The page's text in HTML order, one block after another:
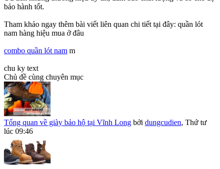
bảo hành tốt.
Tham khảo ngay thêm bài viết liên quan chi tiết tại đây: quần lót
nam hàng hiệu mua ở đâu
combo quần lót nam m
chu ky text
Chủ đề cùng chuyên mục
Tổng quan về giày bảo hộ tại Vĩnh Long bởi dungcudien, Thứ tư
lúc 09:46